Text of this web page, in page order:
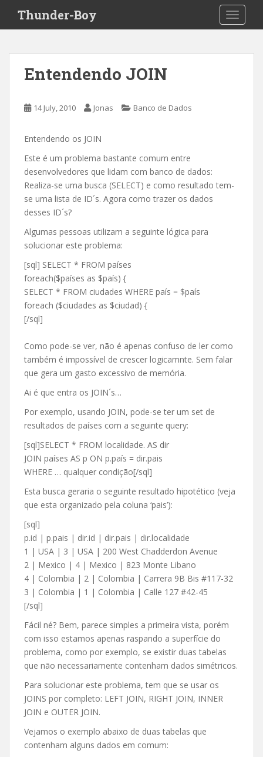
i
Thunder-Boy
Entendendo JOIN
14 July, 2010 Jonas Banco de Dados
Entendendo os JOIN
Este é um problema bastante comum entre
desenvolvedores que lidam com banco de dados:
Realiza-se uma busca (SELECT) e como resultado tem-
se uma lista de ID´s. Agora como trazer os dados
desses ID´s?
Algumas pessoas utilizam a seguinte lógica para
solucionar este problema:
[sql] SELECT * FROM países
foreach($países as $país) {
SELECT * FROM ciudades WHERE país = $país
foreach ($ciudades as $ciudad) {
[/sql]
Como pode-se ver, não é apenas confuso de ler como
também é impossível de crescer logicamnte. Sem falar
que gera um gasto excessivo de memória.
Ai é que entra os JOIN´s…
Por exemplo, usando JOIN, pode-se ter um set de
resultados de países com a seguinte query:
[sql]SELECT * FROM localidade. AS dir
JOIN países AS p ON p.país = dir.pais
WHERE … qualquer condição[/sql]
Esta busca geraria o seguinte resultado hipotético (veja
que esta organizado pela coluna ‘pais’):
[sql]
p.id | p.pais | dir.id | dir.pais | dir.localidade
1 | USA | 3 | USA | 200 West Chadderdon Avenue
2 | Mexico | 4 | Mexico | 823 Monte Libano
4 | Colombia | 2 | Colombia | Carrera 9B Bis #117-32
3 | Colombia | 1 | Colombia | Calle 127 #42-45
[/sql]
Fácil né? Bem, parece simples a primeira vista, porém
com isso estamos apenas raspando a superfície do
problema, como por exemplo, se existir duas tabelas
que não necessariamente contenham dados simétricos.
Para solucionar este problema, tem que se usar os
JOINS por completo: LEFT JOIN, RIGHT JOIN, INNER
JOIN e OUTER JOIN.
Vejamos o exemplo abaixo de duas tabelas que
contenham alguns dados em comum: